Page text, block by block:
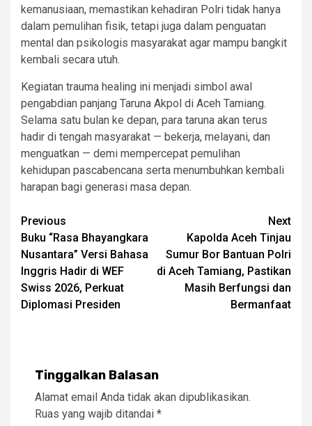
kemanusiaan, memastikan kehadiran Polri tidak hanya
dalam pemulihan fisik, tetapi juga dalam penguatan
mental dan psikologis masyarakat agar mampu bangkit
kembali secara utuh.
Kegiatan trauma healing ini menjadi simbol awal
pengabdian panjang Taruna Akpol di Aceh Tamiang.
Selama satu bulan ke depan, para taruna akan terus
hadir di tengah masyarakat — bekerja, melayani, dan
menguatkan — demi mempercepat pemulihan
kehidupan pascabencana serta menumbuhkan kembali
harapan bagi generasi masa depan.
Post
navigation
Previous
Buku “Rasa Bhayangkara
Nusantara” Versi Bahasa
Inggris Hadir di WEF
Swiss 2026, Perkuat
Diplomasi Presiden
Next
Kapolda Aceh Tinjau
Sumur Bor Bantuan Polri
di Aceh Tamiang, Pastikan
Masih Berfungsi dan
Bermanfaat
Tinggalkan Balasan
Alamat email Anda tidak akan dipublikasikan.
Ruas yang wajib ditandai *